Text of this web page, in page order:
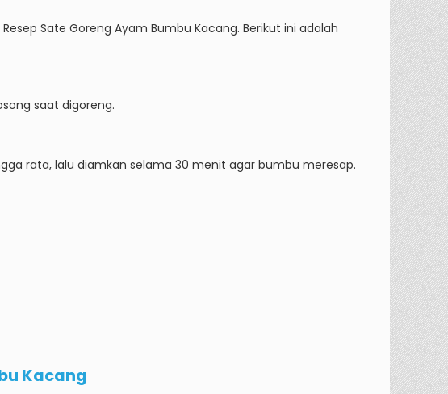
Sate Goreng Ayam Bumbu Kacang. Berikut ini adalah
saat digoreng.
rata, lalu diamkan selama 30 menit agar bumbu meresap.
Kacang